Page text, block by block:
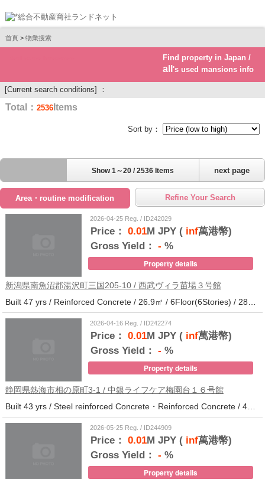
首頁 > 物業搜索
Find property in Japan /
all 's used mansions info
[Current search conditions] ：
Total： 2536Items
Sort by：
next page
Show 1～20 / 2536 Items
Area・routine modification Refine Your Search
2026-04-25 Reg. / ID242029
Price： 0.01M JPY (inf萬港幣)
Gross Yield： - %
Property details
新潟県南魚沼郡湯沢町三国205-10 / 西武ヴィラ苗場３号館
2026-04-16 Reg. / ID242274
Price： 0.01M JPY (inf萬港幣)
Gross Yield： - %
Property details
静岡県熱海市相の原町3-1 / 中銀ライフケア梅園台１６号館
Built 43 yrs / Steel reinforced Concrete・Reinforced Concrete / 44.37㎡ / 5Floor(14Stories) / 294Units / Distance from the station.25
2026-05-25 Reg. / ID244909
Price： 0.01M JPY (inf萬港幣)
Gross Yield： - %
Property details